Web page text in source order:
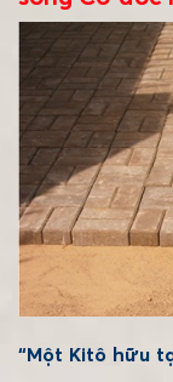
“Một Kitô hữu